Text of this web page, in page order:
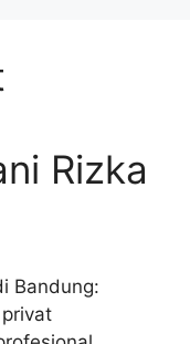
Rizka
Bandung: